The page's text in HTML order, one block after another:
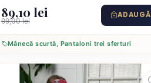
89,10 lei
99,00 lei
ADAUGĂ
Mânecă scurtă, Pantaloni trei sferturi